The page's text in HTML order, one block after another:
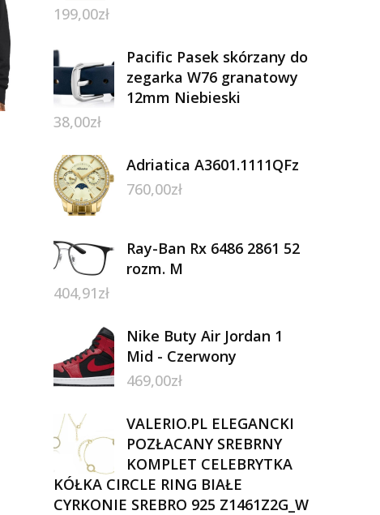
199,00zł
Pacific Pasek skórzany do
zegarka W76 granatowy
12mm Niebieski
38,00zł
Adriatica A3601.1111QFz
760,00zł
Ray-Ban Rx 6486 2861 52
rozm. M
404,91zł
Nike Buty Air Jordan 1
Mid - Czerwony
469,00zł
VALERIO.PL ELEGANCKI
POZŁACANY SREBRNY
KOMPLET CELEBRYTKA
KÓŁKA CIRCLE RING BIAŁE
CYRKONIE SREBRO 925 Z1461Z2G_W